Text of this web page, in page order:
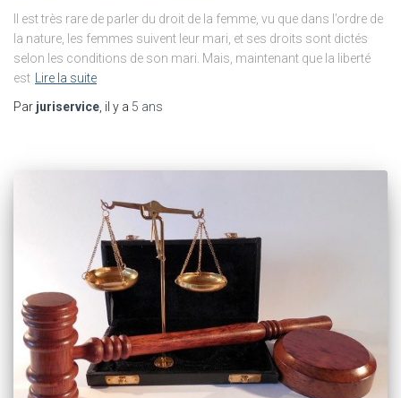
Il est très rare de parler du droit de la femme, vu que dans l’ordre de
la nature, les femmes suivent leur mari, et ses droits sont dictés
selon les conditions de son mari. Mais, maintenant que la liberté
est
Lire la suite
Par juriservice , il y a 5 ans